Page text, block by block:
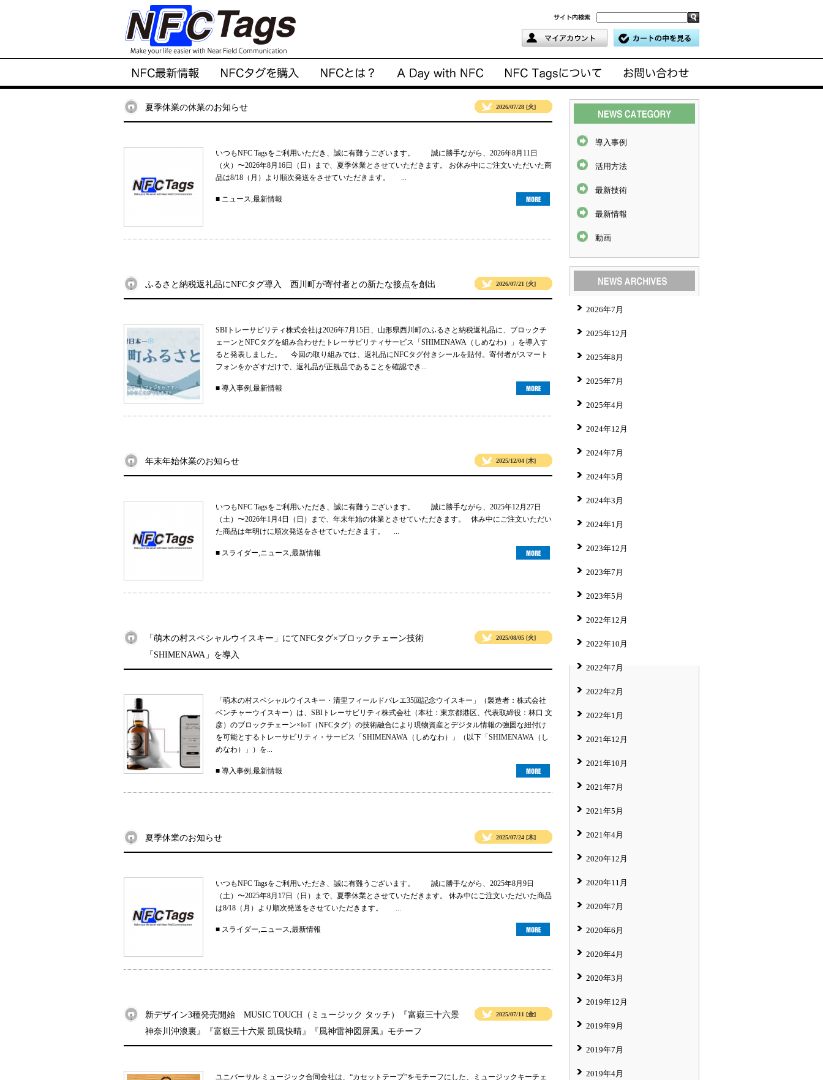
夏季休業の休業のお知らせ 2026/07/28 [火]
いつもNFC Tagsをご利用いただき、誠に有難うございます。 誠に勝手ながら、2026年8月11日
（火）〜2026年8月16日（日）まで、夏季休業とさせていただきます。 お休み中にご注文いただいた商
品は8/18（月）より順次発送をさせていただきます。 ...
■ ニュース,最新情報
ふるさと納税返礼品にNFCタグ導入 西川町が寄付者との新たな接点を創出 2026/07/21 [火]
SBIトレーサビリティ株式会社は2026年7月15日、山形県西川町のふるさと納税返礼品に、ブロックチ
ェーンとNFCタグを組み合わせたトレーサビリティサービス「SHIMENAWA（しめなわ）」を導入す
ると発表しました。 今回の取り組みでは、返礼品にNFCタグ付きシールを貼付。寄付者がスマート
フォンをかざすだけで、返礼品が正規品であることを確認でき...
■ 導入事例,最新情報
年末年始休業のお知らせ 2025/12/04 [木]
いつもNFC Tagsをご利用いただき、誠に有難うございます。 誠に勝手ながら、2025年12月27日
（土）〜2026年1月4日（日）まで、年末年始の休業とさせていただきます。 休み中にご注文いただい
た商品は年明けに順次発送をさせていただきます。 ...
■ スライダー,ニュース,最新情報
「萌木の村スペシャルウイスキー」にてNFCタグ×ブロックチェーン技術
「SHIMENAWA」を導入
2025/08/05 [火]
「萌木の村スペシャルウイスキー・清里フィールドバレエ35回記念ウイスキー」（製造者：株式会社
ベンチャーウイスキー）は、SBIトレーサビリティ株式会社（本社：東京都港区、代表取締役：林口 文
彦）のブロックチェーン×IoT（NFCタグ）の技術融合により現物資産とデジタル情報の強固な紐付け
を可能とするトレーサビリティ・サービス「SHIMENAWA（しめなわ）」（以下「SHIMENAWA（し
めなわ）」）を...
■ 導入事例,最新情報
夏季休業のお知らせ 2025/07/24 [木]
いつもNFC Tagsをご利用いただき、誠に有難うございます。 誠に勝手ながら、2025年8月9日
（土）〜2025年8月17日（日）まで、夏季休業とさせていただきます。 休み中にご注文いただいた商品
は8/18（月）より順次発送をさせていただきます。 ...
■ スライダー,ニュース,最新情報
新デザイン3種発売開始 MUSIC TOUCH（ミュージック タッチ）『富嶽三十六景
神奈川沖浪裏』『富嶽三十六景 凱風快晴』『風神雷神図屏風』モチーフ
2025/07/11 [金]
ユニバーサル ミュージック合同会社は、“カセットテープ”をモチーフにした、ミュージックキーチェ
導入事例
活用方法
最新技術
最新情報
動画
2026年7月
2025年12月
2025年8月
2025年7月
2025年4月
2024年12月
2024年7月
2024年5月
2024年3月
2024年1月
2023年12月
2023年7月
2023年5月
2022年12月
2022年10月
2022年7月
2022年2月
2022年1月
2021年12月
2021年10月
2021年7月
2021年5月
2021年4月
2020年12月
2020年11月
2020年7月
2020年6月
2020年4月
2020年3月
2019年12月
2019年9月
2019年7月
2019年4月